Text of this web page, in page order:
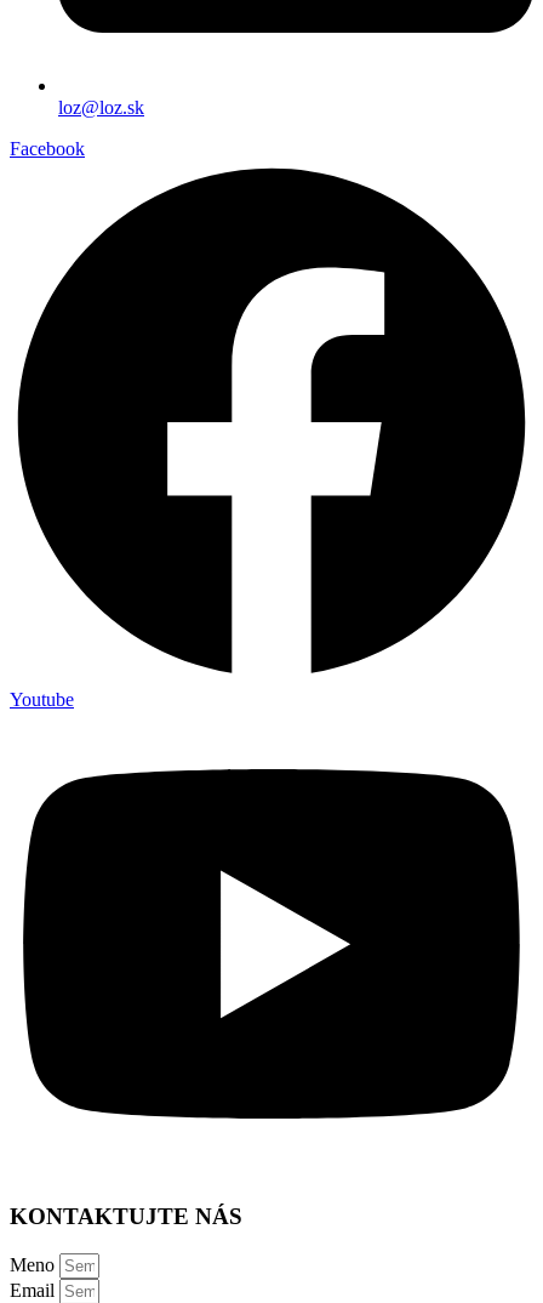
loz@loz.sk
Facebook
Youtube
KONTAKTUJTE NÁS
Meno
Email